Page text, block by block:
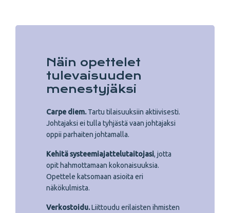
Näin opettelet
tulevaisuuden
menestyjäksi
Carpe diem.Tartu tilaisuuksiin aktiivisesti.
Johtajaksi ei tulla tyhjästä vaan johtajaksi
oppii parhaiten johtamalla.
Kehitä systeemiajattelutaitojasi, jotta
opit hahmottamaan kokonaisuuksia.
Opettele katsomaan asioita eri
näkökulmista.
Verkostoidu.Liittoudu erilaisten ihmisten